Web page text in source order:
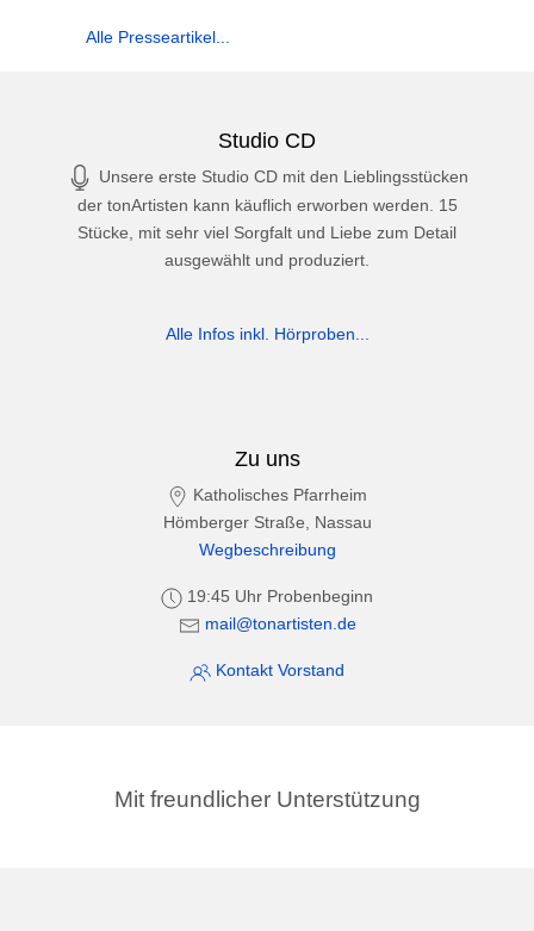
Alle Presseartikel...
Studio CD
Unsere erste Studio CD mit den Lieblingsstücken
der tonArtisten kann käuflich erworben werden. 15
Stücke, mit sehr viel Sorgfalt und Liebe zum Detail
ausgewählt und produziert.
Alle Infos inkl. Hörproben...
Zu uns
Katholisches Pfarrheim
Hömberger Straße, Nassau
Wegbeschreibung
19:45 Uhr Probenbeginn
mail@tonartisten.de
Kontakt Vorstand
Mit freundlicher Unterstützung